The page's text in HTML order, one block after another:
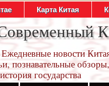
Карта Китая
новости
познавательные
государства